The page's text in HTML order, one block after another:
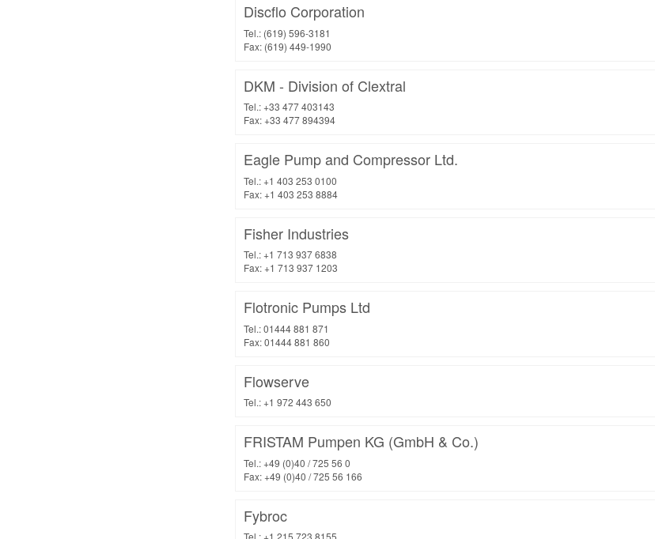
Discflo Corporation
Tel.: (619) 596-3181
Fax: (619) 449-1990
DKM - Division of Clextral
Tel.: +33 477 403143
Fax: +33 477 894394
Eagle Pump and Compressor Ltd.
Tel.: +1 403 253 0100
Fax: +1 403 253 8884
Fisher Industries
Tel.: +1 713 937 6838
Fax: +1 713 937 1203
Flotronic Pumps Ltd
Tel.: 01444 881 871
Fax: 01444 881 860
Flowserve
Tel.: +1 972 443 650
FRISTAM Pumpen KG (GmbH & Co.)
Tel.: +49 (0)40 / 725 56 0
Fax: +49 (0)40 / 725 56 166
Fybroc
Tel.: +1 215 723 8155